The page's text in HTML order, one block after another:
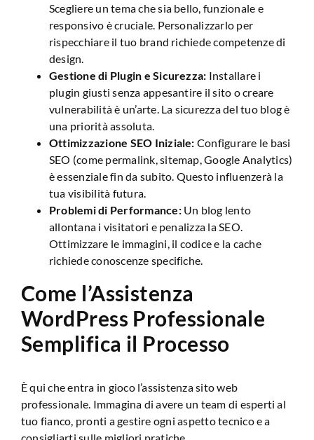
Scegliere un tema che sia bello, funzionale e
responsivo è cruciale. Personalizzarlo per
rispecchiare il tuo brand richiede competenze di
design.
Gestione di Plugin e Sicurezza: Installare i
plugin giusti senza appesantire il sito o creare
vulnerabilità è un’arte. La sicurezza del tuo blog è
una priorità assoluta.
Ottimizzazione SEO Iniziale: Configurare le basi
SEO (come permalink, sitemap, Google Analytics)
è essenziale fin da subito. Questo influenzerà la
tua visibilità futura.
Problemi di Performance:Un blog lento
allontana i visitatori e penalizza la SEO.
Ottimizzare le immagini, il codice e la cache
richiede conoscenze specifiche.
Come l’Assistenza
WordPress Professionale
Semplifica il Processo
È qui che entra in gioco l’assistenza sito web
professionale. Immagina di avere un team di esperti al
tuo fianco, pronti a gestire ogni aspetto tecnico e a
consigliarti sulle migliori pratiche.